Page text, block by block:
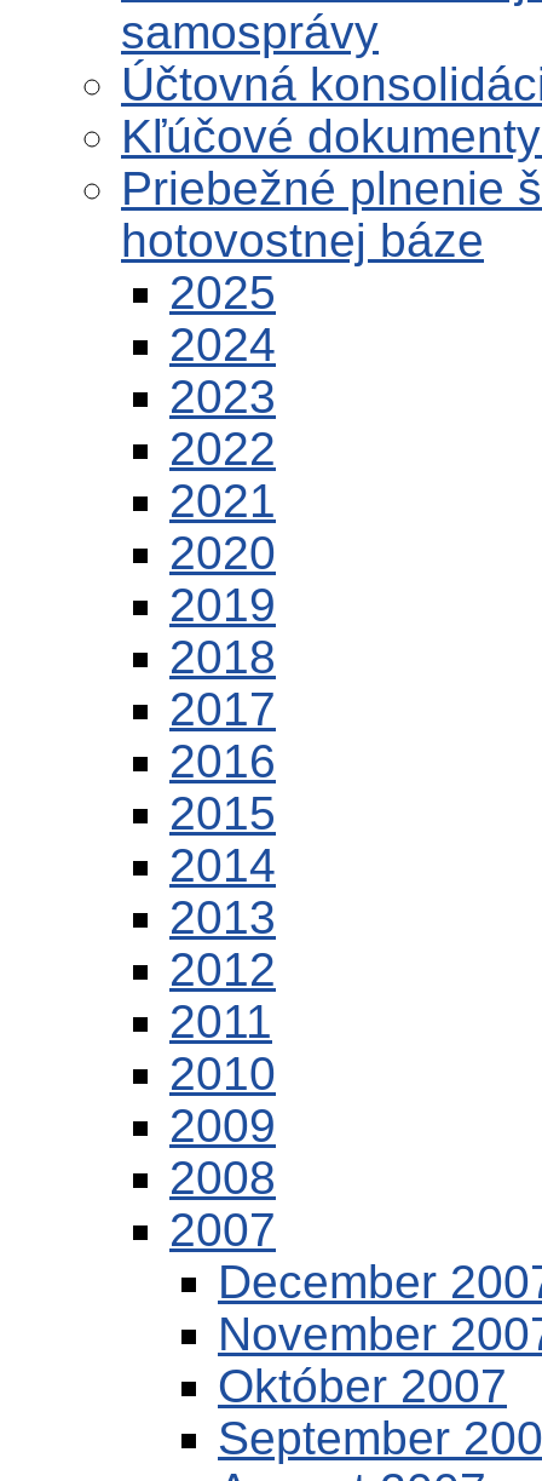
samosprávy
Účtovná
Kľúčové
Priebežné plnenie
hotovostnej báze
2025
2024
2023
2022
2021
2020
2019
2018
2017
2016
2015
2014
2013
2012
2011
2010
2009
2008
2007
December
November
Október 2007
September